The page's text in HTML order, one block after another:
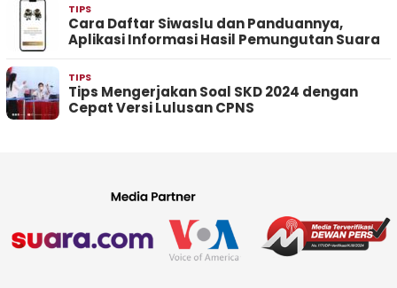
TIPS
Cara Daftar Siwaslu dan Panduannya,
Aplikasi Informasi Hasil Pemungutan Suara
TIPS
Tips Mengerjakan Soal SKD 2024 dengan
Cepat Versi Lulusan CPNS